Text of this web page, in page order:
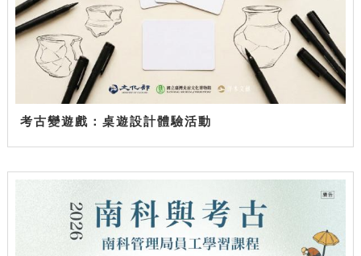
考古變遊戲：桌遊設計體驗活動